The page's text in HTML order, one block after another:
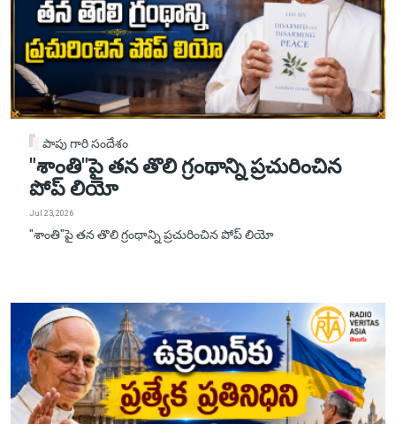
పాపు గారి సందేశం
"శాంతి"పై తన తొలి గ్రంథాన్ని ప్రచురించిన
పోప్ లియో
Jul 23, 2026
"శాంతి"పై తన తొలి గ్రంథాన్ని ప్రచురించిన పోప్ లియో